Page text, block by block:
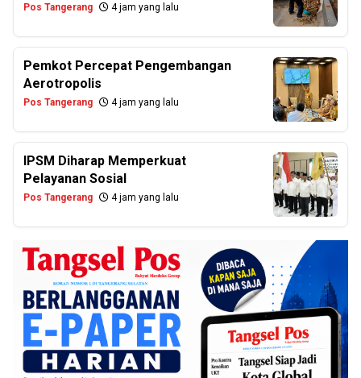
Pos Tangerang 4 jam yang lalu
Pemkot Percepat Pengembangan
Aerotropolis
Pos Tangerang 4 jam yang lalu
IPSM Diharap Memperkuat
Pelayanan Sosial
Pos Tangerang 4 jam yang lalu